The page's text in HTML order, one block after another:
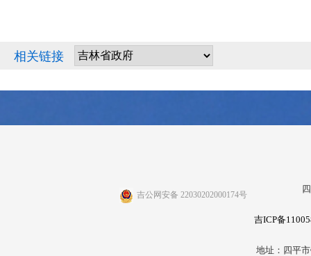
相关链接
吉公网安备 22030202000174号
吉ICP备
地址：四平